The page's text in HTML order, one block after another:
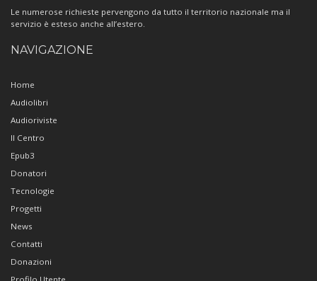
Le numerose richieste pervengono da tutto il territorio nazionale ma il
servizio è esteso anche all’estero.
NAVIGAZIONE
Home
Audiolibri
Audioriviste
Il Centro
Epub3
Donatori
Tecnologie
Progetti
News
Contatti
Donazioni